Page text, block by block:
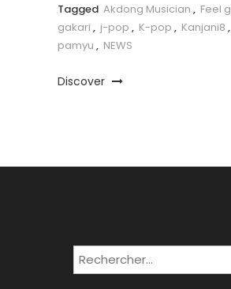
Tagged Akdong Musician , Feel
gakari , j-pop , K-pop , Kanjani8 ,
pamyu , NEWS
Discover